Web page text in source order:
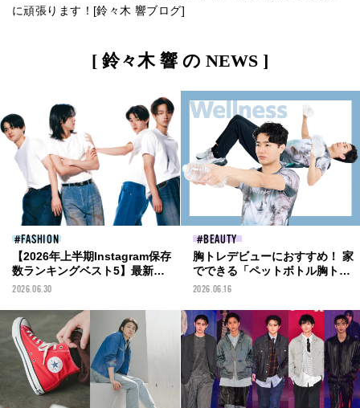
に頑張ります！[鈴々木 響ブログ]
[ 鈴々木 響 の NEWS ]
FASHION
【2026年上半期Instagram保存
数ランキングベスト5】最新フ
ァッション&ビューティ、メン
まで。保存数を獲得した投稿を
一挙紹介！
2026.06.30
BEAUTY
胸トレデビューにおすすめ！ 家
でできる「ペットボトル胸ト
レ」5選[Wellness– 今月のウェ
2026.06.16